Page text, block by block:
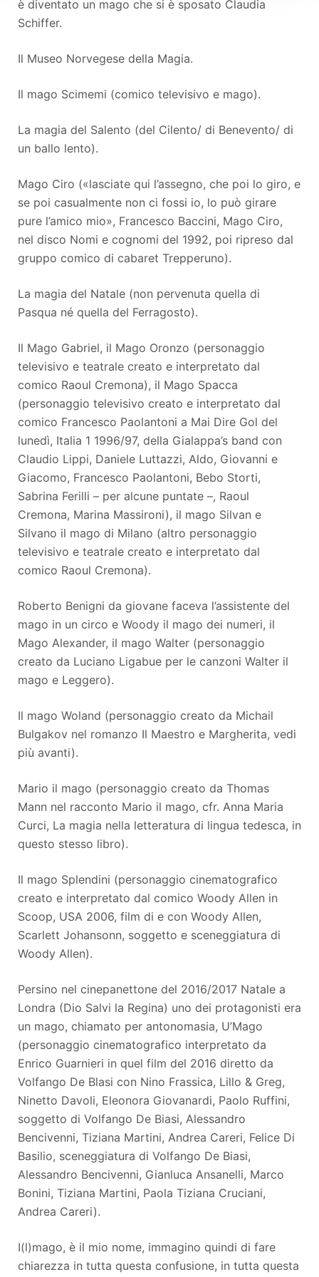
è diventato un mago che si è sposato Claudia
Schiffer.
Il Museo Norvegese della Magia.
Il mago Scimemi (comico televisivo e mago).
La magia del Salento (del Cilento/ di Benevento/ di
un ballo lento).
Mago Ciro («lasciate qui l’assegno, che poi lo giro, e
se poi casualmente non ci fossi io, lo può girare
pure l’amico mio», Francesco Baccini, Mago Ciro,
nel disco Nomi e cognomi del 1992, poi ripreso dal
gruppo comico di cabaret Trepperuno).
La magia del Natale (non pervenuta quella di
Pasqua né quella del Ferragosto).
Il Mago Gabriel, il Mago Oronzo (personaggio
televisivo e teatrale creato e interpretato dal
comico Raoul Cremona), il Mago Spacca
(personaggio televisivo creato e interpretato dal
comico Francesco Paolantoni a Mai Dire Gol del
lunedì, Italia 1 1996/97, della Gialappa’s band con
Claudio Lippi, Daniele Luttazzi, Aldo, Giovanni e
Giacomo, Francesco Paolantoni, Bebo Storti,
Sabrina Ferilli – per alcune puntate –, Raoul
Cremona, Marina Massironi), il mago Silvan e
Silvano il mago di Milano (altro personaggio
televisivo e teatrale creato e interpretato dal
comico Raoul Cremona).
Roberto Benigni da giovane faceva l’assistente del
mago in un circo e Woody il mago dei numeri, il
Mago Alexander, il mago Walter (personaggio
creato da Luciano Ligabue per le canzoni Walter il
mago e Leggero).
Il mago Woland (personaggio creato da Michail
Bulgakov nel romanzo Il Maestro e Margherita, vedi
più avanti).
Mario il mago (personaggio creato da Thomas
Mann nel racconto Mario il mago, cfr. Anna Maria
Curci, La magia nella letteratura di lingua tedesca, in
questo stesso libro).
Il mago Splendini (personaggio cinematografico
creato e interpretato dal comico Woody Allen in
Scoop, USA 2006, film di e con Woody Allen,
Scarlett Johansonn, soggetto e sceneggiatura di
Woody Allen).
Persino nel cinepanettone del 2016/2017 Natale a
Londra (Dio Salvi la Regina) uno dei protagonisti era
un mago, chiamato per antonomasia, U’Mago
(personaggio cinematografico interpretato da
Enrico Guarnieri in quel film del 2016 diretto da
Volfango De Blasi con Nino Frassica, Lillo & Greg,
Ninetto Davoli, Eleonora Giovanardi, Paolo Ruffini,
soggetto di Volfango De Biasi, Alessandro
Bencivenni, Tiziana Martini, Andrea Careri, Felice Di
Basilio, sceneggiatura di Volfango De Biasi,
Alessandro Bencivenni, Gianluca Ansanelli, Marco
Bonini, Tiziana Martini, Paola Tiziana Cruciani,
Andrea Careri).
I(l)mago, è il mio nome, immagino quindi di fare
chiarezza in tutta questa confusione, in tutta questa